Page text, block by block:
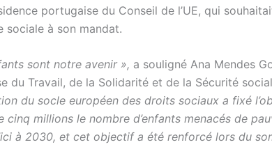
portugaise du Conseil de l’UE, qui
sociale à son mandat.
sont notre avenir », a souligné Ana Mendes
du Travail, de la Solidarité et de la Sécurité
du socle européen des droits sociaux a fixé
cinq millions le nombre d’enfants menacés de
à 2030, et cet objectif a été renforcé lors du